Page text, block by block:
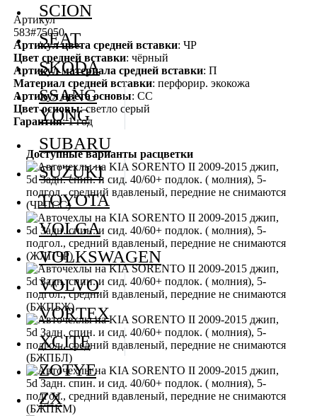
Артикул
583#75050
Артикул цвета средней вставки: ЧР
Цвет средней вставки: чёрный
Артикул материала средней вставки: П
Материал средней вставки: перфорир. экокожа
Артикул цвета основы: СС
Цвет основы: светло серый
Гарантия: 1 год
Доступные варианты расцветки
SCION
SEAT
SKODA
SSANG
YONG
SUBARU
SUZUKI
TOYOTA
VOLGA
VOLKSWAGEN
VOLVO
VORTEX
XCITE
ZOTYE
ZX